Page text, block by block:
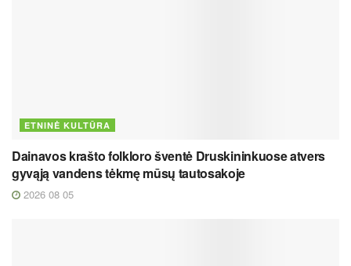
ETNINĖ KULTŪRA
Dainavos krašto folkloro šventė Druskininkuose atvers
gyvąją vandens tėkmę mūsų tautosakoje
2026 08 05